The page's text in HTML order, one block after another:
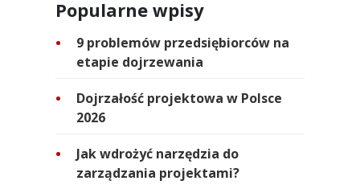
Popularne wpisy
9 problemów przedsiębiorców na
etapie dojrzewania
Dojrzałość projektowa w Polsce
2026
Jak wdrożyć narzędzia do
zarządzania projektami?